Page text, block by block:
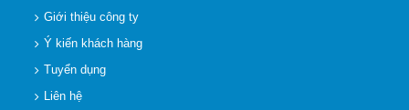
Giới thiệu công ty
Ý kiến khách hàng
Tuyển dụng
Liên hệ